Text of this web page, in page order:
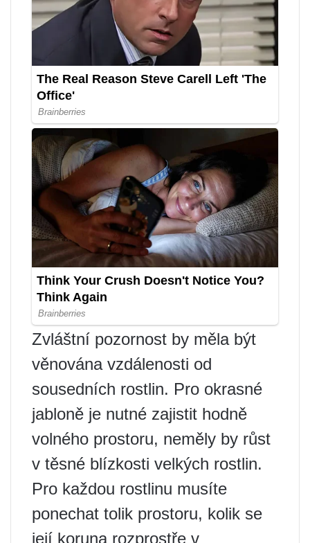
Zvláštní pozornost by měla být
věnována vzdálenosti od
sousedních rostlin. Pro okrasné
jabloně je nutné zajistit hodně
volného prostoru, neměly by růst
v těsné blízkosti velkých rostlin.
Pro každou rostlinu musíte
ponechat tolik prostoru, kolik se
její koruna rozprostře v